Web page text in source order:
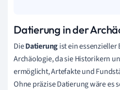
Datierung in der
DieDatierungist ein
Archäologie, da sie Historikern
ermöglicht, Artefakte und
Ohne präzise Datierung wäre es